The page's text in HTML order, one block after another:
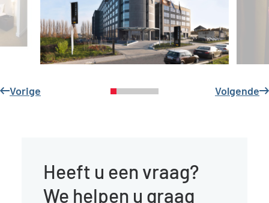
Vorige Volgende
Heeft u een vraag?
We helpen u graag